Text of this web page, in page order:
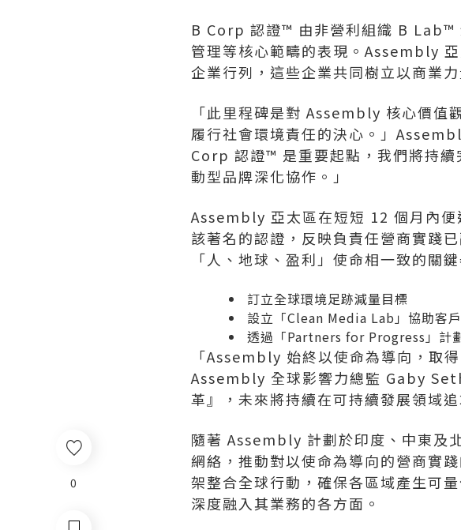
0
B Corp 認證™ 由非營利組織 B Lab™
管理等核心範疇的表現。Assembly
企業行列，這些企業共同樹立以商業
「此里程碑是對 Assembly 核心價值
履行社會環境責任的決心。」
Corp 認證™ 是重要起點，我們將持續
動型品牌深化協作。」
Assembly 亞太區在短短 12 個月內
該著名的認證，反映負責任營商實踐
「人、地球、盈利」使命相一致的關鍵
訂立全球環境足跡減量目標
設立 「Clean Media Lab」 協助客
透過 「Partners for Progress」 計
「Assembly 始終以使命為導向，取
Assembly 全球影響力總監 Gaby
革』，未來將持續在可持續發展領域追
隨著 Assembly 計劃於印度、中東及
網絡，推動對以使命為導向的營商實
架整合全球行動，確保各區域產生可
深度融入其業務的各方面。